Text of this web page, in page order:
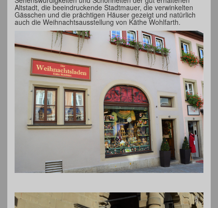
Altstadt, die beeindruckende Stadtmauer, die verwinkelten
Gässchen und die prächtigen Häuser gezeigt und natürlich
auch die Weihnachtsausstellung von Käthe Wohlfarth.